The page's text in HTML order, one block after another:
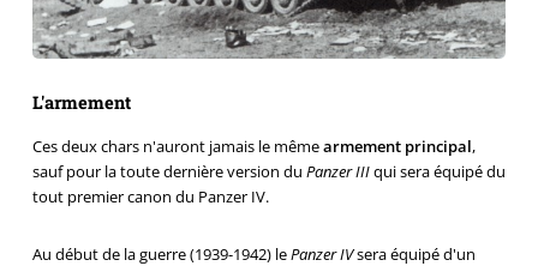
L'armement
Ces deux chars n'auront jamais le mêmearmement principal,
sauf pour la toute dernière version du Panzer IIIqui sera équipé du
tout premier canon du Panzer IV.
Au début de la guerre (1939-1942) lePanzer IVsera équipé d'un